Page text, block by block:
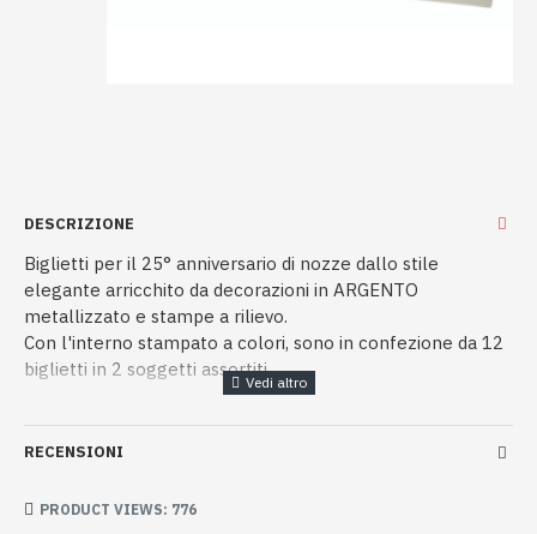
DESCRIZIONE
Biglietti per il 25° anniversario di nozze dallo stile
elegante arricchito da decorazioni in ARGENTO
metallizzato e stampe a rilievo.
Con l'interno stampato a colori, sono in confezione da 12
biglietti in 2 soggetti assortiti.
RECENSIONI
PRODUCT VIEWS: 776